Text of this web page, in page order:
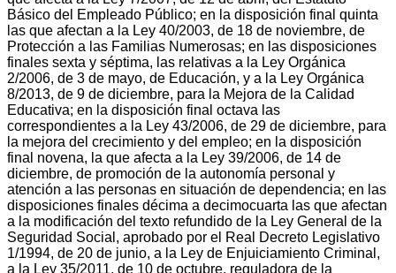
Básico del Empleado Público; en la disposición final quinta
las que afectan a la Ley 40/2003, de 18 de noviembre, de
Protección a las Familias Numerosas; en las disposiciones
finales sexta y séptima, las relativas a la Ley Orgánica
2/2006, de 3 de mayo, de Educación, y a la Ley Orgánica
8/2013, de 9 de diciembre, para la Mejora de la Calidad
Educativa; en la disposición final octava las
correspondientes a la Ley 43/2006, de 29 de diciembre, para
la mejora del crecimiento y del empleo; en la disposición
final novena, la que afecta a la Ley 39/2006, de 14 de
diciembre, de promoción de la autonomía personal y
atención a las personas en situación de dependencia; en las
disposiciones finales décima a decimocuarta las que afectan
a la modificación del texto refundido de la Ley General de la
Seguridad Social, aprobado por el Real Decreto Legislativo
1/1994, de 20 de junio, a la Ley de Enjuiciamiento Criminal,
a la Ley 35/2011, de 10 de octubre, reguladora de la